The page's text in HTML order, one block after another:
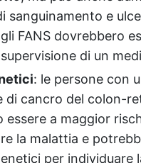
sanguinamento e
FANS dovrebbero
di un
: le persone con
di cancro del colon-
essere a maggior
la malattia e
per individuare